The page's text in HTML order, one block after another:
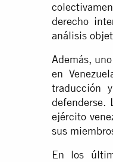
derecho
análisis
Además,
en
traducción
defenderse.
ejército
sus
En los